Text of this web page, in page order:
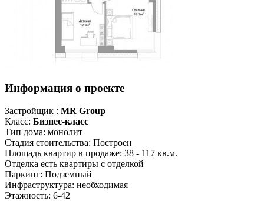
Информация о проекте
Застройщик : MR Group
Класс: Бизнес-класс
Тип дома: монолит
Стадия стоительства: Построен
Площадь квартир в продаже: 38 - 117 кв.м.
Отделка есть квартиры с отделкой
Паркинг: Подземный
Инфраструктура: необходимая
Этажность: 6-42